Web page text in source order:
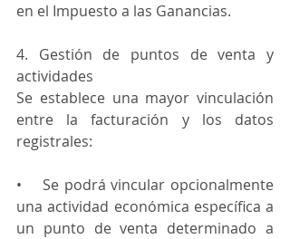
en el Impuesto a las Ganancias.
4. Gestión de puntos de venta y
actividades
Se establece una mayor vinculación
entre la facturación y los datos
registrales:
•    Se podrá vincular opcionalmente
una actividad económica específica a
un punto de venta determinado a